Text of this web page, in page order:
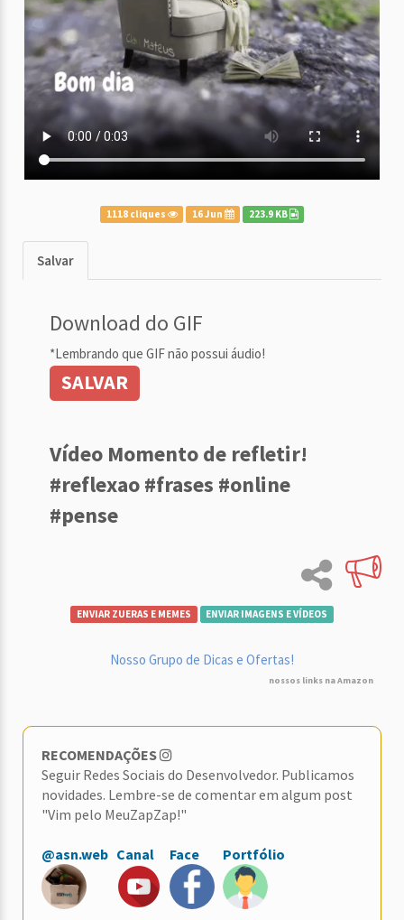
1118 cliques 16 Jun 223.9 KB
Salvar
Download do GIF
*Lembrando que GIF não possui áudio!
SALVAR
Vídeo Momento de refletir!
#reflexao #frases #online
#pense
ENVIAR ZUERAS E MEMES ENVIAR IMAGENS E VÍDEOS
Nosso Grupo de Dicas e Ofertas!
nossos links na Amazon
RECOMENDAÇÕES
Seguir Redes Sociais do Desenvolvedor. Publicamos
novidades. Lembre-se de comentar em algum post
"Vim pelo MeuZapZap!"
@asn.web Canal Face Portfólio